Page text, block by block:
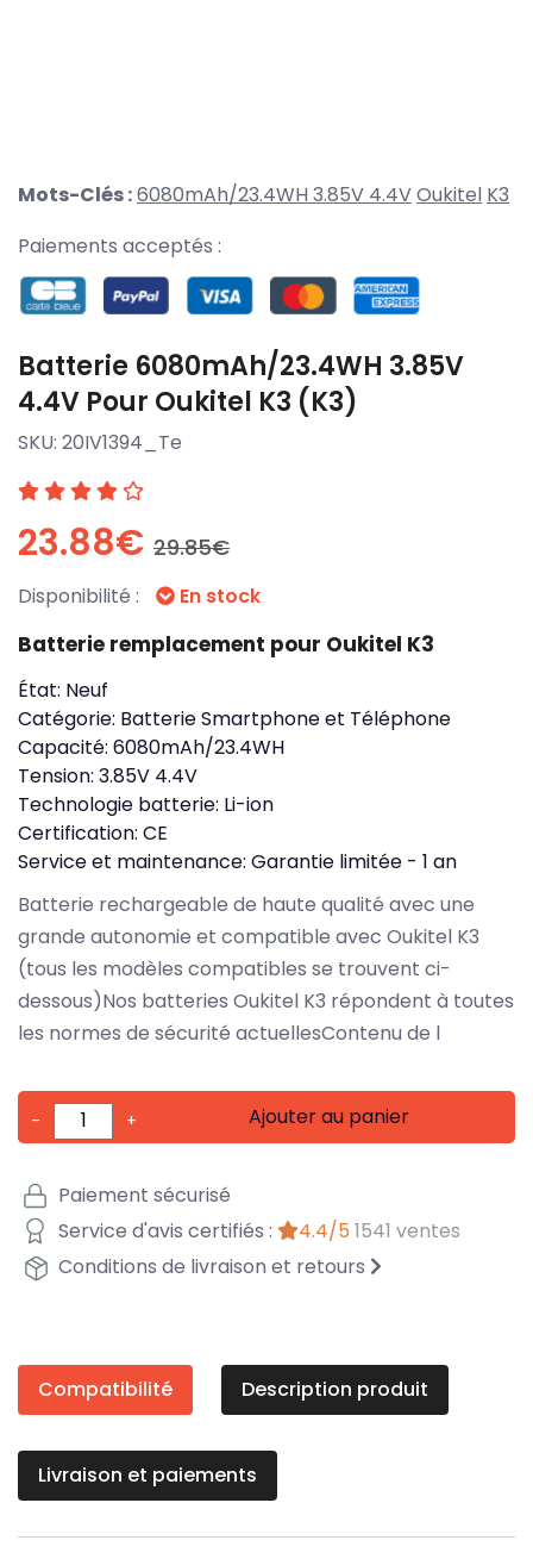
Mots-Clés :6080mAh/23.4WH 3.85V 4.4VOukitel K3
Paiements acceptés :
Batterie 6080mAh/23.4WH 3.85V
4.4V Pour Oukitel K3 (K3)
SKU: 20IV1394_Te
23.88€ 29.85€
Disponibilité : En stock
Batterie remplacement pour Oukitel K3
État: Neuf
Catégorie: Batterie Smartphone et Téléphone
Capacité: 6080mAh/23.4WH
Tension: 3.85V 4.4V
Technologie batterie: Li-ion
Certification: CE
Service et maintenance: Garantie limitée - 1 an
Batterie rechargeable de haute qualité avec une
grande autonomie et compatible avec Oukitel K3
(tous les modèles compatibles se trouvent ci-
dessous)Nos batteries Oukitel K3 répondent à toutes
les normes de sécurité actuellesContenu de l
- + Ajouter au panier
Paiement sécurisé
Service d'avis certifiés :
4.4/5 1541 ventes
Conditions de livraison et retours
Compatibilité Description produit
Livraison et paiements